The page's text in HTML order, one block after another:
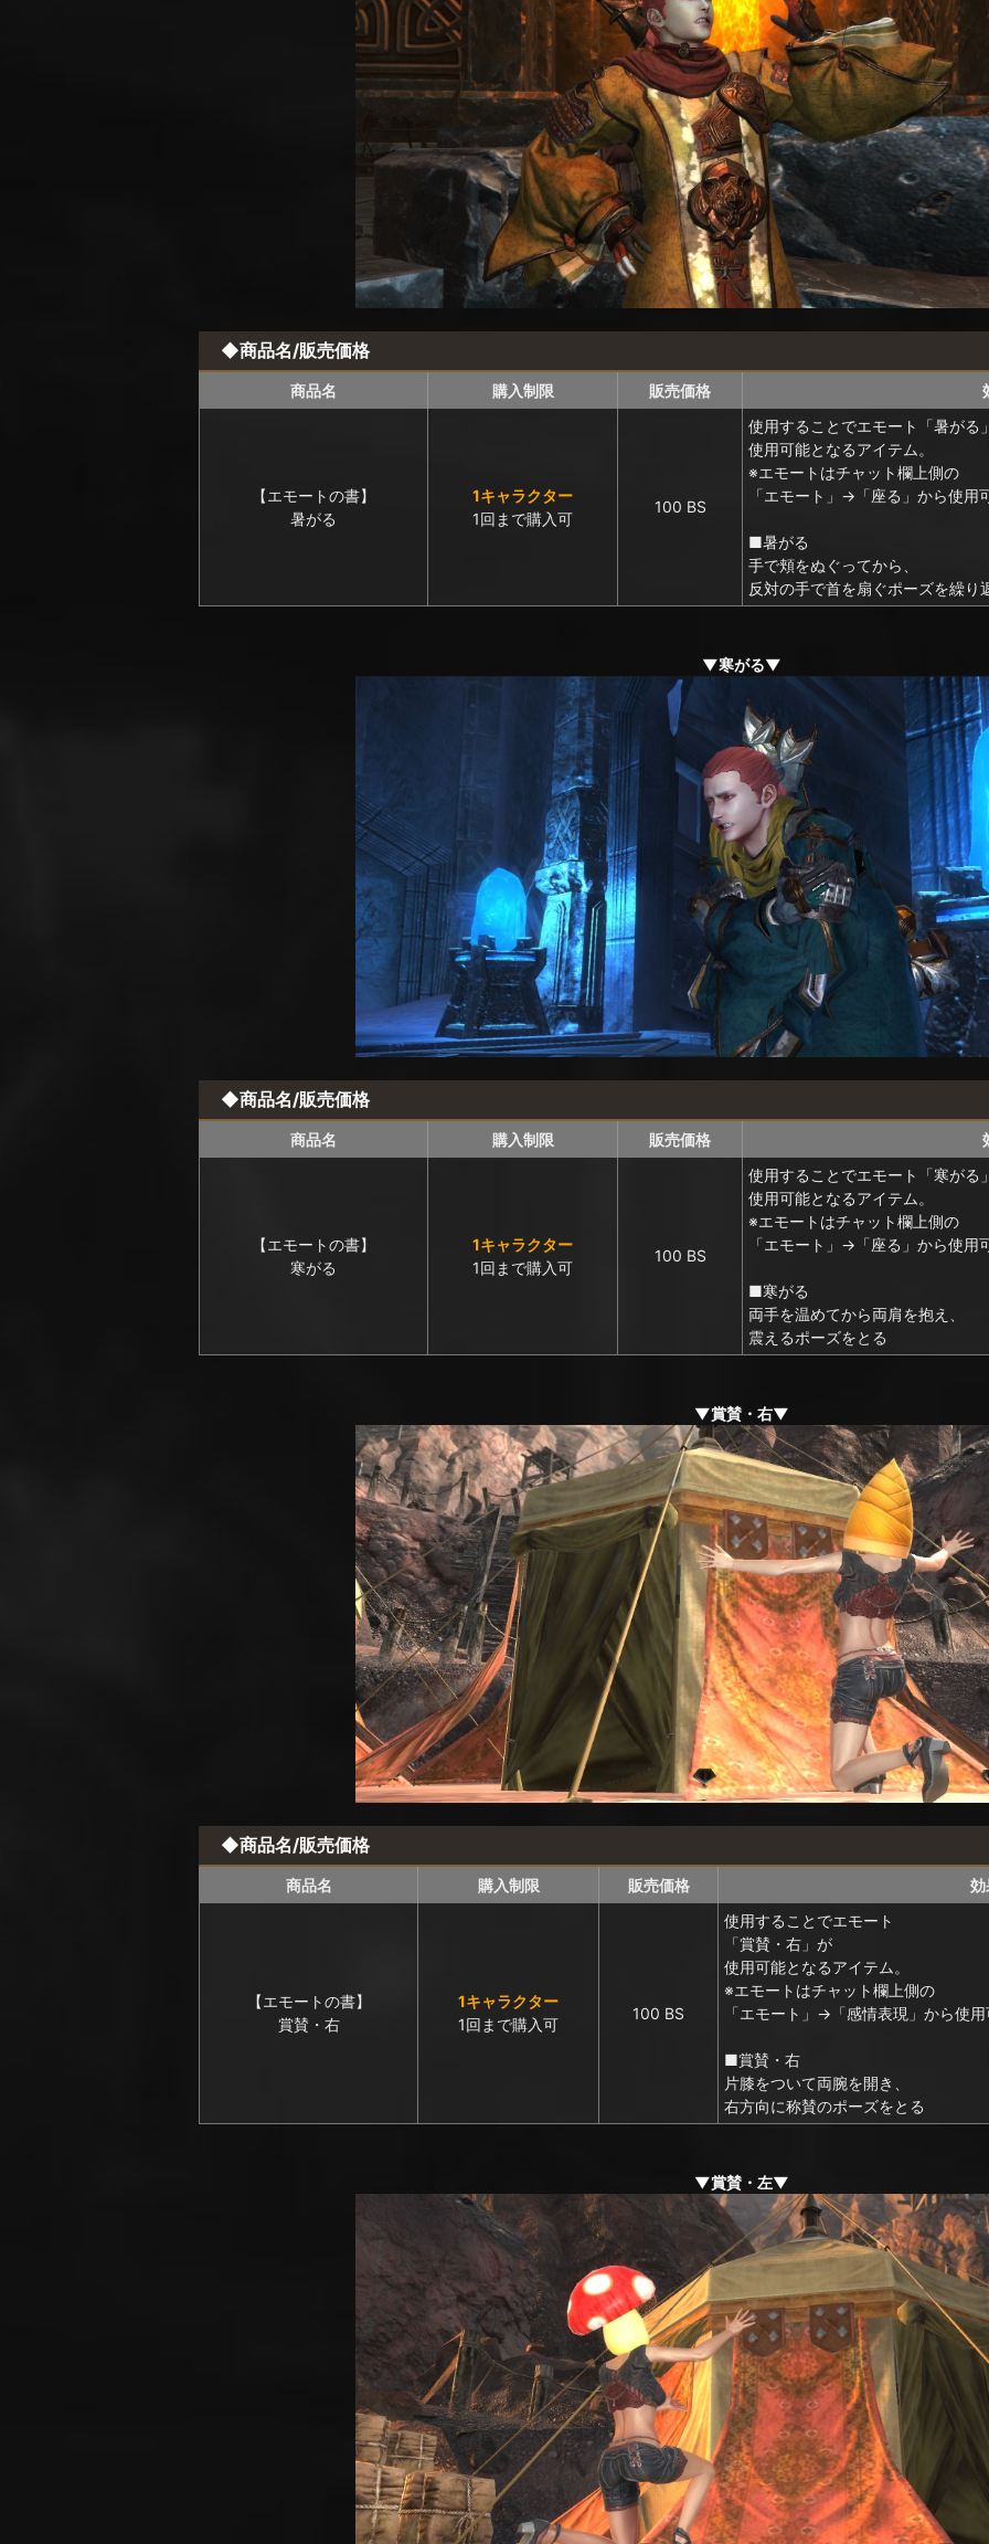
◆商品名/販売価格
商品名 購入制限 販売価格
【エモートの書】
暑がる
1キャラクター
1回まで購入可
100 BS
使用することでエモート「暑がる
使用可能となるアイテム。
※エモートはチャット欄上側の
「エモート」→「座る」から使用
■暑がる
手で頬をぬぐってから、
反対の手で首を扇ぐポーズを繰り
▼寒がる▼
◆商品名/販売価格
商品名 購入制限 販売価格
【エモートの書】
寒がる
1キャラクター
1回まで購入可
100 BS
使用することでエモート「寒がる
使用可能となるアイテム。
※エモートはチャット欄上側の
「エモート」→「座る」から使用
■寒がる
両手を温めてから両肩を抱え、
震えるポーズをとる
▼賞賛・右▼
◆商品名/販売価格
商品名 購入制限 販売価格 効
【エモートの書】
賞賛・右
1キャラクター
1回まで購入可
100 BS
使用することでエモート
「賞賛・右」が
使用可能となるアイテム。
※エモートはチャット欄上側の
「エモート」→「感情表現」から使
■賞賛・右
片膝をついて両腕を開き、
右方向に称賛のポーズをとる
▼賞賛・左▼